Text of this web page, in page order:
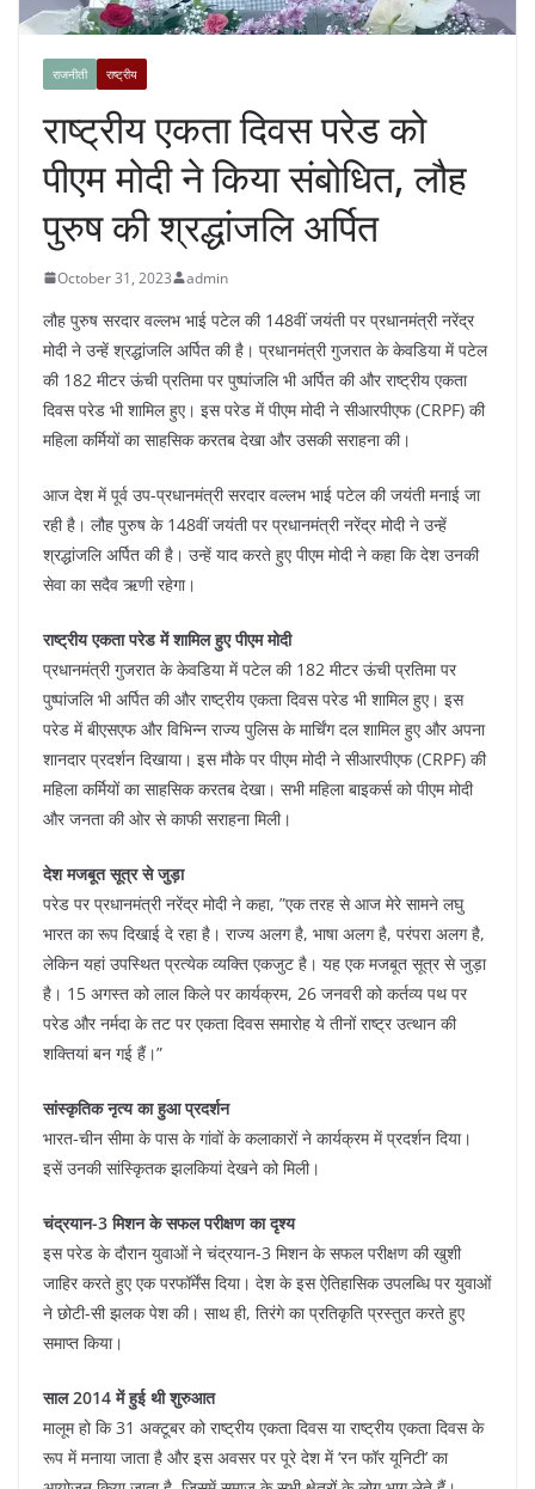
राजनीती राष्ट्रीय
राष्ट्रीय एकता दिवस परेड को
पीएम मोदी ने किया संबोधित, लौह
पुरुष की श्रद्धांजलि अर्पित
October 31, 2023 admin
लौह पुरुष सरदार वल्लभ भाई पटेल की 148वीं जयंती पर प्रधानमंत्री नरेंद्र
मोदी ने उन्हें श्रद्धांजलि अर्पित की है। प्रधानमंत्री गुजरात के केवडिया में पटेल
की 182 मीटर ऊंची प्रतिमा पर पुष्पांजलि भी अर्पित की और राष्ट्रीय एकता
दिवस परेड भी शामिल हुए। इस परेड में पीएम मोदी ने सीआरपीएफ (CRPF) की
महिला कर्मियों का साहसिक करतब देखा और उसकी सराहना की।
आज देश में पूर्व उप-प्रधानमंत्री सरदार वल्लभ भाई पटेल की जयंती मनाई जा
रही है। लौह पुरुष के 148वीं जयंती पर प्रधानमंत्री नरेंद्र मोदी ने उन्हें
श्रद्धांजलि अर्पित की है। उन्हें याद करते हुए पीएम मोदी ने कहा कि देश उनकी
सेवा का सदैव ऋणी रहेगा।
राष्ट्रीय एकता परेड में शामिल हुए पीएम मोदी
प्रधानमंत्री गुजरात के केवडिया में पटेल की 182 मीटर ऊंची प्रतिमा पर
पुष्पांजलि भी अर्पित की और राष्ट्रीय एकता दिवस परेड भी शामिल हुए। इस
परेड में बीएसएफ और विभिन्न राज्य पुलिस के मार्चिंग दल शामिल हुए और अपना
शानदार प्रदर्शन दिखाया। इस मौके पर पीएम मोदी ने सीआरपीएफ (CRPF) की
महिला कर्मियों का साहसिक करतब देखा। सभी महिला बाइकर्स को पीएम मोदी
और जनता की ओर से काफी सराहना मिली।
देश मजबूत सूत्र से जुड़ा
परेड पर प्रधानमंत्री नरेंद्र मोदी ने कहा, ”एक तरह से आज मेरे सामने लघु
भारत का रूप दिखाई दे रहा है। राज्य अलग है, भाषा अलग है, परंपरा अलग है,
लेकिन यहां उपस्थित प्रत्येक व्यक्ति एकजुट है। यह एक मजबूत सूत्र से जुड़ा
है। 15 अगस्त को लाल किले पर कार्यक्रम, 26 जनवरी को कर्तव्य पथ पर
परेड और नर्मदा के तट पर एकता दिवस समारोह ये तीनों राष्ट्र उत्थान की
शक्तियां बन गई हैं।”
सांस्कृतिक नृत्य का हुआ प्रदर्शन
भारत-चीन सीमा के पास के गांवों के कलाकारों ने कार्यक्रम में प्रदर्शन दिया।
इसें उनकी सांस्कृितक झलकियां देखने को मिली।
चंद्रयान-3 मिशन के सफल परीक्षण का दृश्य
इस परेड के दौरान युवाओं ने चंद्रयान-3 मिशन के सफल परीक्षण की खुशी
जाहिर करते हुए एक परफॉर्मेंस दिया। देश के इस ऐतिहासिक उपलब्धि पर युवाओं
ने छोटी-सी झलक पेश की। साथ ही, तिरंगे का प्रतिकृति प्रस्तुत करते हुए
समाप्त किया।
साल 2014 में हुई थी शुरुआत
मालूम हो कि 31 अक्टूबर को राष्ट्रीय एकता दिवस या राष्ट्रीय एकता दिवस के
रूप में मनाया जाता है और इस अवसर पर पूरे देश में ‘रन फॉर यूनिटी’ का